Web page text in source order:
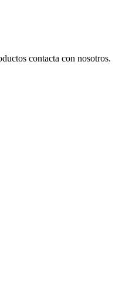
contacta con nosotros.